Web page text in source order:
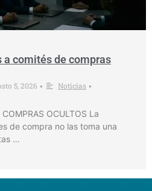
a comités de compras
5, 2026 • Noticias •
OCULTOS La
de compra no las toma una
…